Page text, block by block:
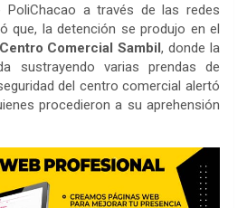
PoliChacao a través de las redes
que, la detención se produjo en el
Comercial Sambil, donde la
sustrayendo varias prendas de
del centro comercial alertó
procedieron a su aprehensión